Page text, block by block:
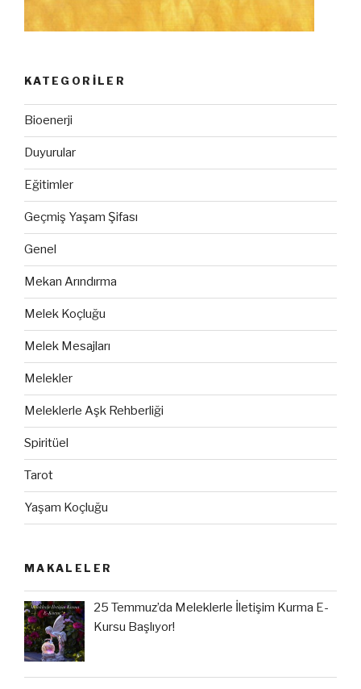
KATEGORILER
Bioenerji
Duyurular
Eğitimler
Geçmiş Yaşam Şifası
Genel
Mekan Arındırma
Melek Koçluğu
Melek Mesajları
Melekler
Meleklerle Aşk Rehberliği
Spiritüel
Tarot
Yaşam Koçluğu
MAKALELER
25 Temmuz’da Meleklerle İletişim Kurma E-
Kursu Başlıyor!